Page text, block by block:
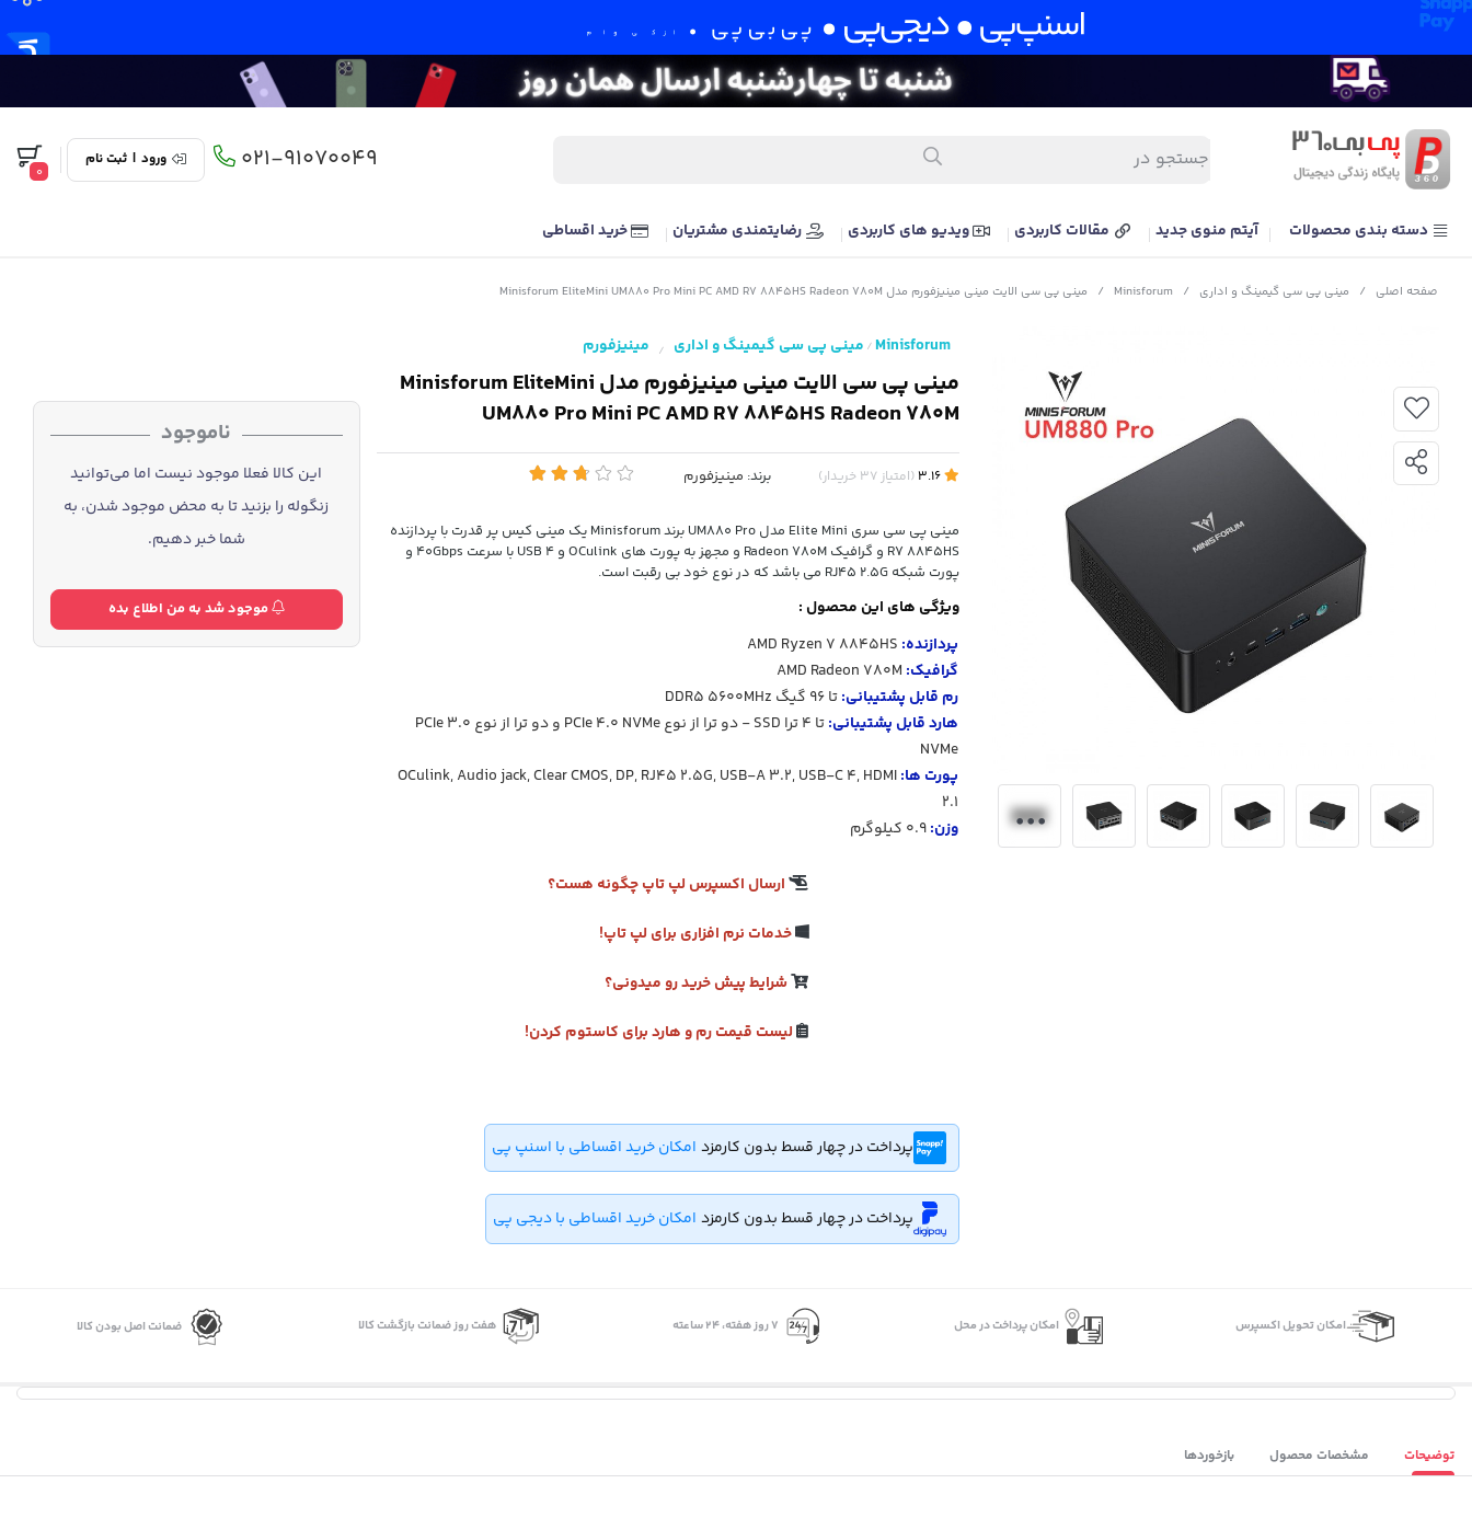
021-91070049 ورود | ثبت نام
0
دسته بندی محصولات آیتم منوی جدید مقالات کاربردی ویدیو های کاربردی رضایتمندی مشتریان خرید اقساطی
صفحه اصلی / مینی پی سی گیمینگ و اداری /
Minisforum
/ مینی پی سی الایت مینی مینیزفورم مدل Minisforum EliteMini UM880 Pro Mini PC AMD R7 8845HS Radeon 780M
Minisforum
/ مینی پی سی گیمینگ و اداری / مینیزفورم
مینی پی سی الایت مینی مینیزفورم مدل Minisforum EliteMini
UM880 Pro Mini PC AMD R7 8845HS Radeon 780M
(امتیاز 37 خریدار) برند: مینیزفورم
مینی پی سی سری Elite Mini مدل UM880 Pro برند Minisforum یک مینی کیس پر قدرت با پردازنده
R7 8845HS و گرافیک Radeon 780M و مجهز به پورت های OCulink و USB 4 با سرعت 40Gbps و
پورت شبکه RJ45 2.5G می باشد که در نوع خود بی رقبت است.
ویژگی های این محصول :
پردازنده: AMD Ryzen 7 8845HS
گرافیک: AMD Radeon 780M
رم قابل پشتیبانی:تا 96 گیگ DDR5 5600MHz
هارد قابل پشتیبانی:
تا 4 ترا SSD - دو ترا از نوع PCIe 4.0 NVMe و دو ترا از نوع PCIe 3.0
NVMe
پورت ها: OCulink, Audio jack, Clear CMOS, DP, RJ45 2.5G, USB-A 3.2, USB-C 4, HDMI
2.1
وزن: 0.9 کیلوگرم
ارسال اکسپرس لپ تاپ چگونه هست؟
خدمات نرم افزاری برای لپ تاپ!
شرایط پیش خرید رو میدونی؟
لیست قیمت رم و هارد برای کاستوم کردن!
پرداخت در چهار قسط بدون کارمزد امکان خرید اقساطی با اسنپ پی
پرداخت در چهار قسط بدون کارمزد امکان خرید اقساطی با دیجی پی
ناموجود
این کالا فعلا موجود نیست اما می‌توانید
زنگوله را بزنید تا به محض موجود شدن، به
شما خبر دهیم.
موجود شد به من اطلاع بده
اﻣﮑﺎن ﺗﺤﻮﯾﻞ اﮐﺴﭙﺮس امکان پرداخت در محل ۷ روز ﻫﻔﺘﻪ، ۲۴ ﺳﺎﻋﺘﻪ هفت روز ضمانت بازگشت کالا ضمانت اصل بودن کالا
توضیحات مشخصات محصول بازخوردها